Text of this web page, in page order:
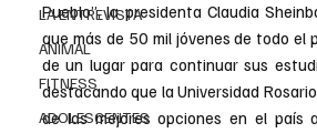
LA ENTREVISTA
ANIMAL
FITNESS
ADOLESCENTES
Pueblo”, la presidenta Claudia
que más de 50 mil jóvenes de todo el
de un lugar para continuar sus
destacando que la Universidad
de las mejores opciones en el país